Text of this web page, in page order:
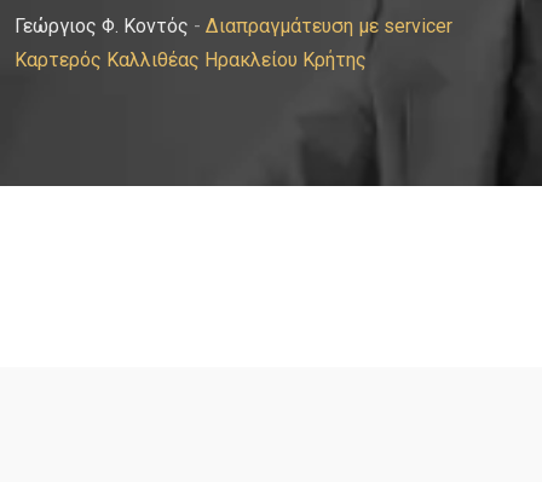
Γεώργιος Φ. Κοντός - Διαπραγμάτευση με servicer
Καρτερός Καλλιθέας Ηρακλείου Κρήτης